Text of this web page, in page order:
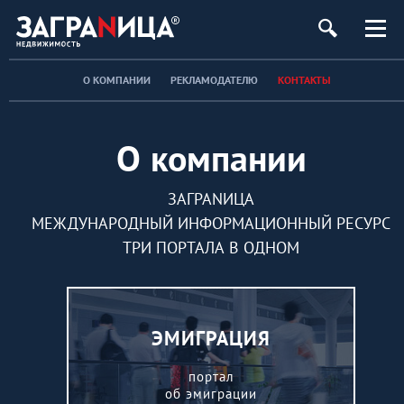
О КОМПАНИИ РЕКЛАМОДАТЕЛЮ КОНТАКТЫ
О компании
ЗАГРАNИЦА
МЕЖДУНАРОДНЫЙ ИНФОРМАЦИОННЫЙ РЕСУРС
ТРИ ПОРТАЛА В ОДНОМ
ЭМИГРАЦИЯ
портал
об эмиграции